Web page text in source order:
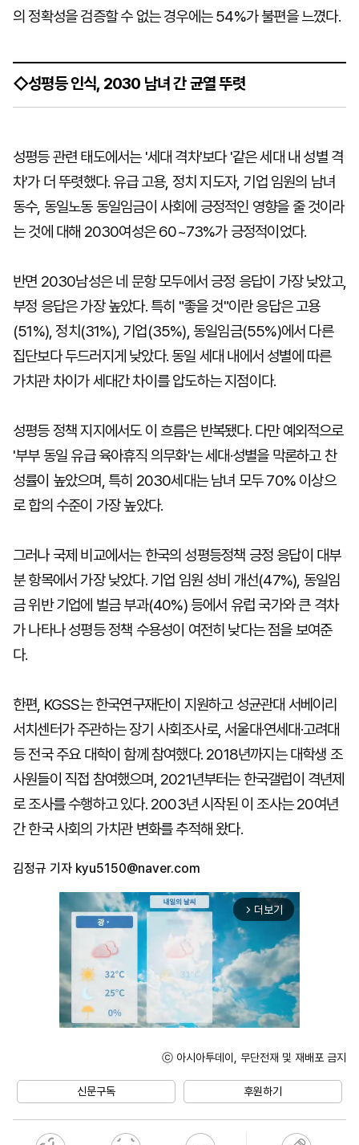
의 정확성을 검증할 수 없는 경우에는 54%가 불편을 느꼈다.
◇성평등 인식, 2030 남녀 간 균열 뚜렷
성평등 관련 태도에서는 '세대 격차'보다 '같은 세대 내 성별 격
차'가 더 뚜렷했다. 유급 고용, 정치 지도자, 기업 임원의 남녀
동수, 동일노동 동일임금이 사회에 긍정적인 영향을 줄 것이라
는 것에 대해 2030여성은 60~73%가 긍정적이었다.
반면 2030남성은 네 문항 모두에서 긍정 응답이 가장 낮았고,
부정 응답은 가장 높았다. 특히 "좋을 것"이란 응답은 고용
(51%), 정치(31%), 기업(35%), 동일임금(55%)에서 다른
집단보다 두드러지게 낮았다. 동일 세대 내에서 성별에 따른
가치관 차이가 세대간 차이를 압도하는 지점이다.
성평등 정책 지지에서도 이 흐름은 반복됐다. 다만 예외적으로
'부부 동일 유급 육아휴직 의무화'는 세대·성별을 막론하고 찬
성률이 높았으며, 특히 2030세대는 남녀 모두 70% 이상으
로 합의 수준이 가장 높았다.
그러나 국제 비교에서는 한국의 성평등정책 긍정 응답이 대부
분 항목에서 가장 낮았다. 기업 임원 성비 개선(47%), 동일임
금 위반 기업에 벌금 부과(40%) 등에서 유럽 국가와 큰 격차
가 나타나 성평등 정책 수용성이 여전히 낮다는 점을 보여준
다.
한편, KGSS는 한국연구재단이 지원하고 성균관대 서베이리
서치센터가 주관하는 장기 사회조사로, 서울대·연세대·고려대
등 전국 주요 대학이 함께 참여했다. 2018년까지는 대학생 조
사원들이 직접 참여했으며, 2021년부터는 한국갤럽이 격년제
로 조사를 수행하고 있다. 2003년 시작된 이 조사는 20여년
간 한국 사회의 가치관 변화를 추적해 왔다.
김정규 기자 kyu5150@naver.com
arrow_forward_ios 더보기
ⓒ 아시아투데이, 무단전재 및 재배포 금지
신문구독 후원하기